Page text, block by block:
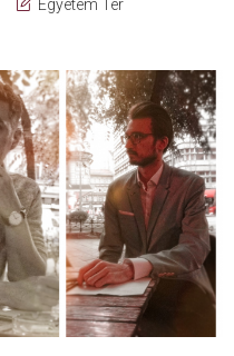
Egyetem Tér